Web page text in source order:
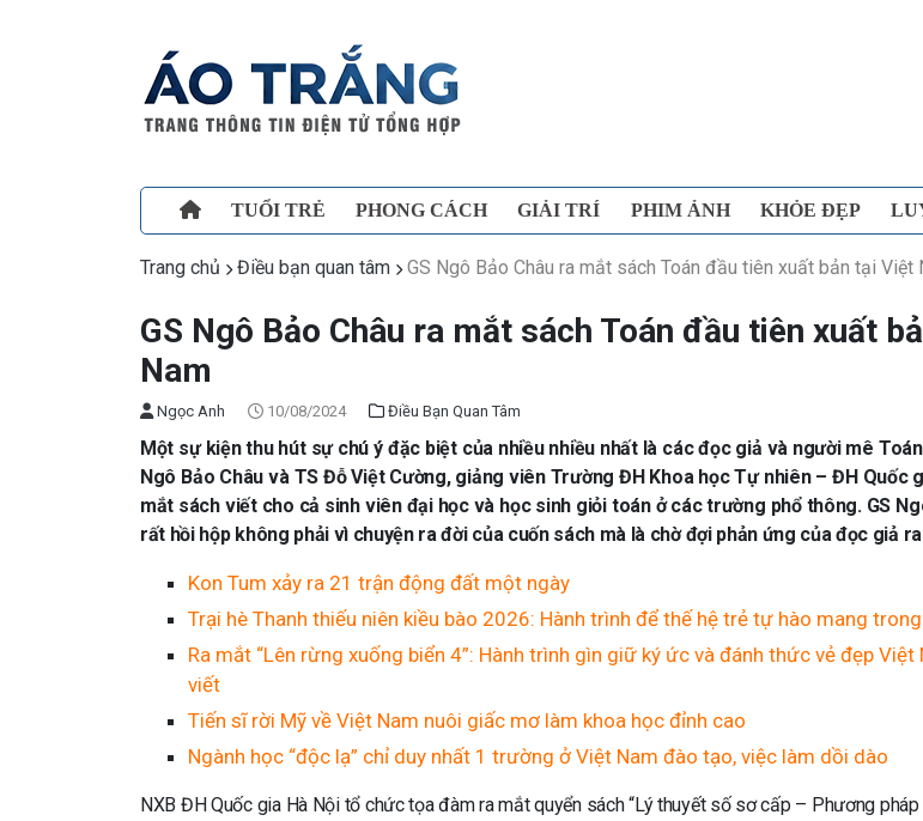
TUỔI TRẺ PHONG CÁCH GIẢI TRÍ PHIM ẢNH KHỎE ĐẸP
Trang chủ Điều bạn quan tâm GS Ngô Bảo Châu ra mắt sách Toán đầu tiên xuất bản tại Việt
GS Ngô Bảo Châu ra mắt sách Toán đầu tiên xuất
Nam
Ngọc Anh 10/08/2024 Điều Bạn Quan Tâm
Một sự kiện thu hút sự chú ý đặc biệt của nhiều nhiều nhất là các đọc giả và người mê
Ngô Bảo Châu và TS Đỗ Việt Cường, giảng viên Trường ĐH Khoa học Tự nhiên – ĐH Quốc
mắt sách viết cho cả sinh viên đại học và học sinh giỏi toán ở các trường phổ thông. GS
rất hồi hộp không phải vì chuyện ra đời của cuốn sách mà là chờ đợi phản ứng của đọc giả
Kon Tum xảy ra 21 trận động đất một ngày
Trại hè Thanh thiếu niên kiều bào 2026: Hành trình để thế hệ trẻ tự hào mang
Ra mắt “Lên rừng xuống biển 4”: Hành trình gìn giữ ký ức và đánh thức vẻ đẹp
viết
Tiến sĩ rời Mỹ về Việt Nam nuôi giấc mơ làm khoa học đỉnh cao
Ngành học “độc lạ” chỉ duy nhất 1 trường ở Việt Nam đào tạo, việc làm dồi dào
NXB ĐH Quốc gia Hà Nội tổ chức tọa đàm ra mắt quyển sách “Lý thuyết số sơ cấp – Phương